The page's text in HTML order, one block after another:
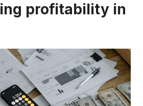
profitability in